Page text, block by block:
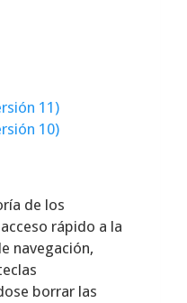
11)
10)
de los
rápido a la
navegación,
borrar las